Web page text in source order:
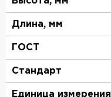
Длина, мм
ГОСТ
Стандарт
Единица измерения